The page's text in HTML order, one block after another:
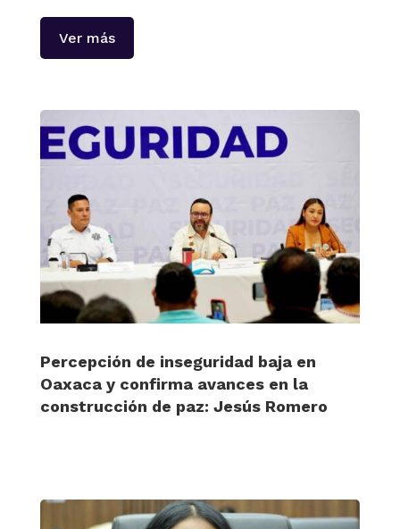
Ver más
Percepción de inseguridad baja en
Oaxaca y confirma avances en la
construcción de paz: Jesús Romero